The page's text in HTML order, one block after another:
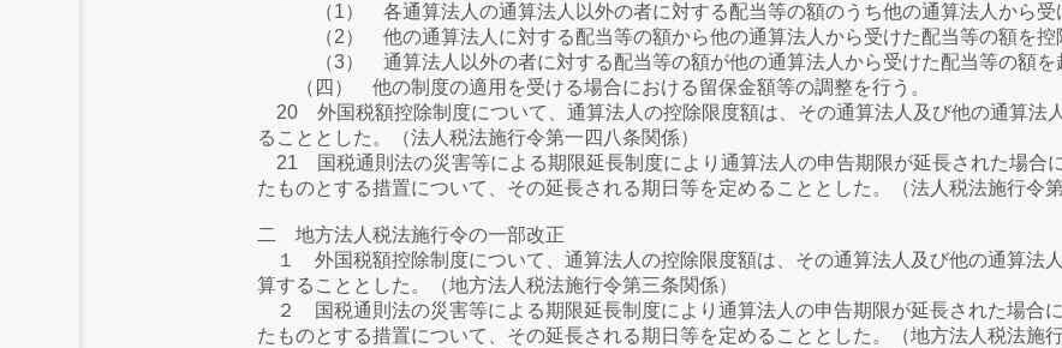
（1） 各通算法人の通算法人以外の者に対する配当等の額のうち他の通算法人から受
（2） 他の通算法人に対する配当等の額から他の通算法人から受けた配当等の額を控
（3） 通算法人以外の者に対する配当等の額が他の通算法人から受けた配当等の額を
（四） 他の制度の適用を受ける場合における留保金額等の調整を行う。
20 外国税額控除制度について、通算法人の控除限度額は、その通算法人及び他の通算法
ることとした。（法人税法施行令第一四八条関係）
21 国税通則法の災害等による期限延長制度により通算法人の申告期限が延長された場合
たものとする措置について、その延長される期日等を定めることとした。（法人税法施行令
二 地方法人税法施行令の一部改正
１ 外国税額控除制度について、通算法人の控除限度額は、その通算法人及び他の通算法
算することとした。（地方法人税法施行令第三条関係）
２ 国税通則法の災害等による期限延長制度により通算法人の申告期限が延長された場合
たものとする措置について、その延長される期日等を定めることとした。（地方法人税法施